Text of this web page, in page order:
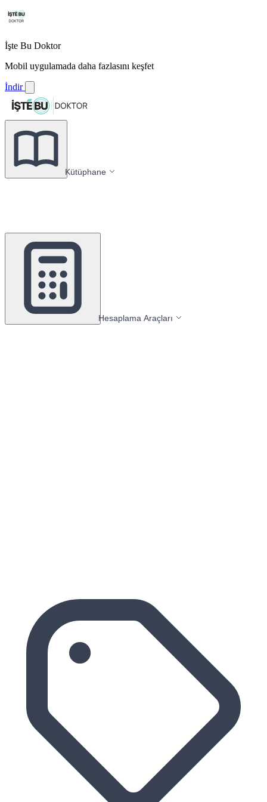
İşte Bu Doktor
Mobil uygulamada daha fazlasını keşfet
İndir
Kütüphane
Hesaplama Araçları